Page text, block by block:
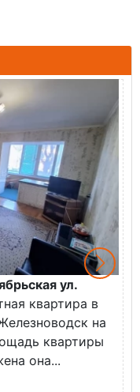
ул.
квартира в
на
квартиры
она...